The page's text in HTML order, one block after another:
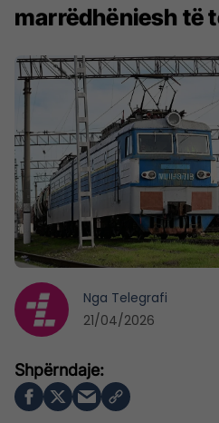
marrëdhëniesh të
Nga Telegrafi
21/04/2026